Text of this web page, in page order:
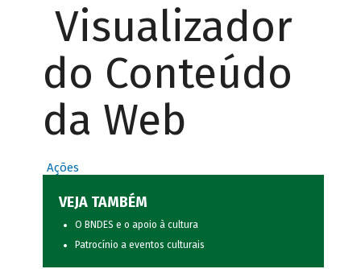
Visualizador
do Conteúdo
da Web
Ações
VEJA TAMBÉM
O BNDES e o apoio à cultura
Patrocínio a eventos culturais